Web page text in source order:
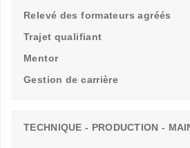
Relevé des formateurs agréés
Trajet qualifiant
Mentor
Gestion de carrière
TECHNIQUE - PRODUCTION -